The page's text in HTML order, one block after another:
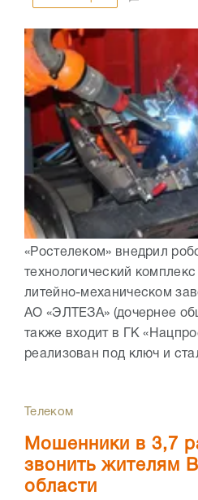
«Ростелеком» внедрил
технологический
литейно-механическом
АО «ЭЛТЕЗА» (дочернее
также входит в ГК
реализован под ключ и
Телеком
Мошенники в 3,7
звонить жителям
области